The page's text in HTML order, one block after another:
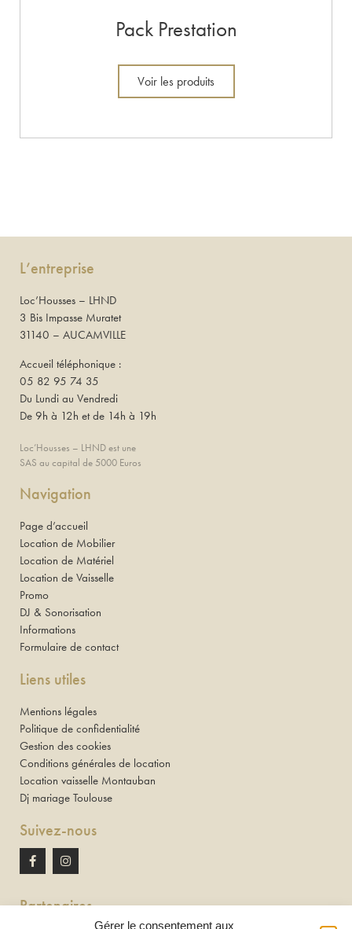
Gérer le consentement aux
Pack Prestation
Voir les produits
L’entreprise
Loc’Housses – LHND
3 Bis Impasse Muratet
31140 – AUCAMVILLE
Accueil téléphonique :
05 82 95 74 35
Du Lundi au Vendredi
De 9h à 12h et de 14h à 19h
Loc’Housses – LHND est une
SAS au capital de 5000 Euros
Navigation
Page d’accueil
Location de Mobilier
Location de Matériel
Location de Vaisselle
Promo
DJ & Sonorisation
Informations
Formulaire de contact
Liens utiles
Mentions légales
Politique de confidentialité
Gestion des cookies
Conditions générales de location
Location vaisselle Montauban
Dj mariage Toulouse
Suivez-nous
Partenaires